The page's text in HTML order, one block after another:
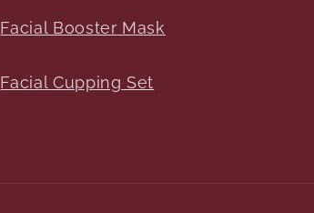
Facial Booster Mask
Facial Cupping Set